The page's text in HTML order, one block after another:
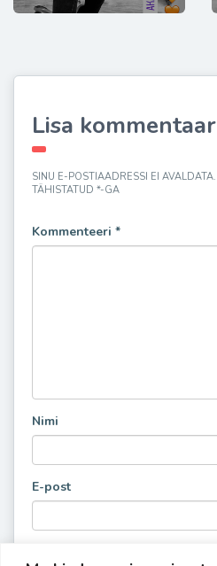
Lisa kommentaar
SINU E-POSTIAADRESSI EI AVALDATA.
TÄHISTATUD *-GA
Kommenteeri *
Nimi
E-post